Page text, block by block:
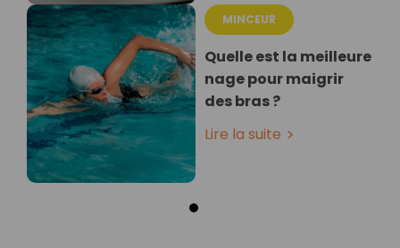
MINCEUR
Quelle est la meilleure
nage pour maigrir
des bras ?
Lire la suite